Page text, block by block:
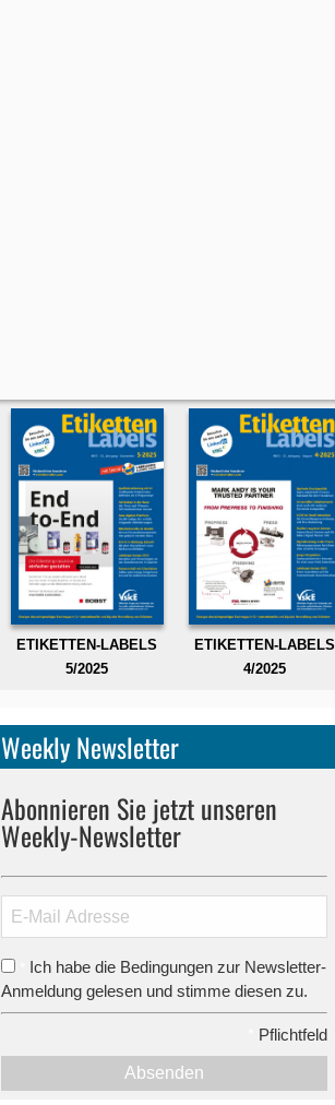
ETIKETTEN-LABELS
5/2025
ETIKETTEN-LABELS
4/2025
Weekly Newsletter
Abonnieren Sie jetzt unseren
Weekly-Newsletter
Ich habe die Bedingungen zur Newsletter-
Anmeldung gelesen und stimme diesen zu.
Pflichtfeld
Absenden